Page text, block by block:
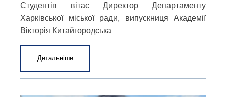
Студентів вітає Директор Департаменту
Харківської міської ради, випускниця Академії
Вікторія Китайгородська
Детальніше